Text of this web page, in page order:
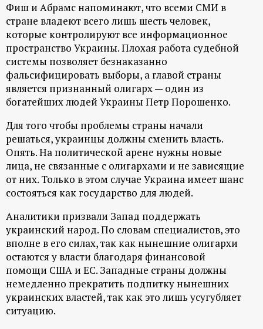
п
о
р
т
а
л
Фиш и Абрамс напоминают, что всеми СМИ в
стране владеют всего лишь шесть человек,
которые контролируют все информационное
пространство Украины. Плохая работа судебной
системы позволяет безнаказанно
фальсифицировать выборы, а главой страны
является признанный олигарх — один из
богатейших людей Украины Петр Порошенко.
Для того чтобы проблемы страны начали
решаться, украинцы должны сменить власть.
Опять. На политической арене нужны новые
лица, не связанные с олигархами и не зависящие
от них. Только в этом случае Украина имеет шанс
состояться как государство для людей.
Аналитики призвали Запад поддержать
украинский народ. По словам специалистов, это
вполне в его силах, так как нынешние олигархи
остаются у власти благодаря финансовой
помощи США и ЕС. Западные страны должны
немедленно прекратить подпитку нынешних
украинских властей, так как это лишь усугубляет
ситуацию.